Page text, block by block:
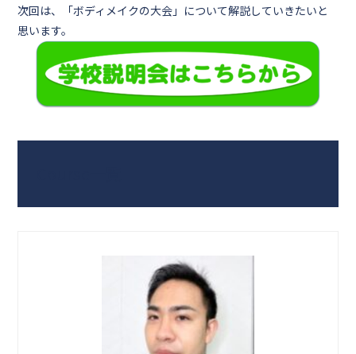
次回は、「ボディメイクの大会 」について解説していきたいと
思います。